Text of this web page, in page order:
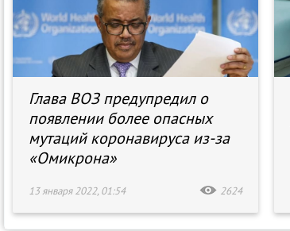
Глава ВОЗ предупредил о
появлении более опасных
мутаций коронавируса из-за
«Омикрона»
13 января 2022, 01:54 2624